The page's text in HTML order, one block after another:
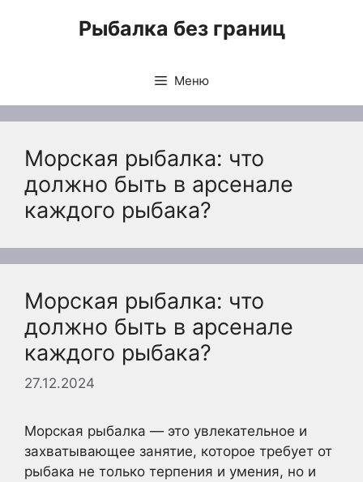
Рыбалка без границ
Меню
Морская рыбалка: что
должно быть в арсенале
каждого рыбака?
Морская рыбалка: что
должно быть в арсенале
каждого рыбака?
27.12.2024
Морская рыбалка — это увлекательное и
захватывающее занятие, которое требует от
рыбака не только терпения и умения, но и